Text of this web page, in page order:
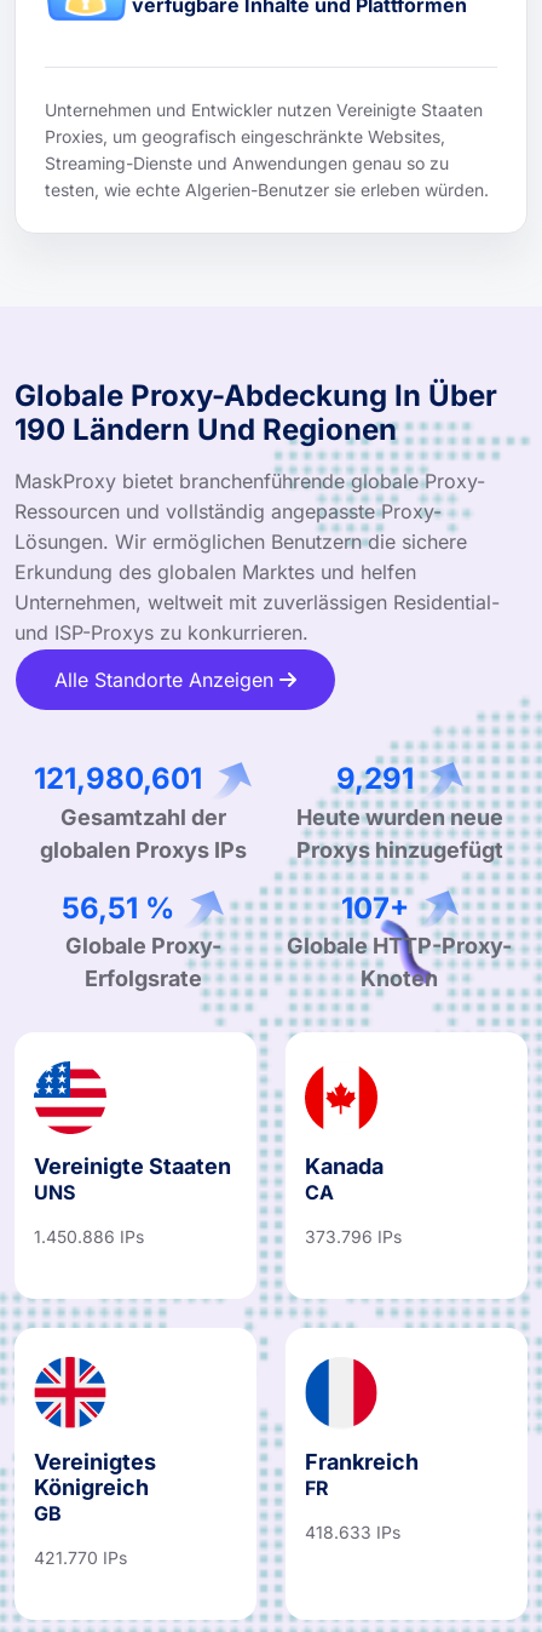
Unternehmen und Entwickler nutzen Vereinigte Staaten
Proxies, um geografisch eingeschränkte Websites,
Streaming-Dienste und Anwendungen genau so zu
testen, wie echte Algerien-Benutzer sie erleben würden.
Globale Proxy-Abdeckung In Über
190 Ländern Und Regionen
MaskProxy bietet branchenführende globale Proxy-
Ressourcen und vollständig angepasste Proxy-
Lösungen. Wir ermöglichen Benutzern die sichere
Erkundung des globalen Marktes und helfen
Unternehmen, weltweit mit zuverlässigen Residential-
und ISP-Proxys zu konkurrieren.
Alle Standorte Anzeigen
212,916,040
Gesamtzahl der
globalen Proxys IPs
16,273
Heute wurden neue
Proxys hinzugefügt
98,98 %
Globale Proxy-
Erfolgsrate
188+
Globale HTTP-Proxy-
Knoten
Vereinigte Staaten
UNS
1.450.886 IPs
Kanada
CA
373.796 IPs
Vereinigtes
Königreich
GB
421.770 IPs
Frankreich
FR
418.633 IPs